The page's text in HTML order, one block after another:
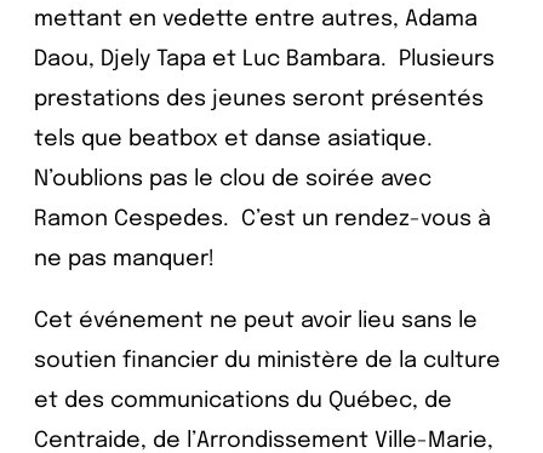
mettant en vedette entre autres, Adama
Daou, Djely Tapa et Luc Bambara. Plusieurs
prestations des jeunes seront présentés
tels que beatbox et danse asiatique.
N’oublions pas le clou de soirée avec
Ramon Cespedes. C’est un rendez-vous à
ne pas manquer!
Cet événement ne peut avoir lieu sans le
soutien financier du ministère de la culture
et des communications du Québec, de
Centraide, de l’Arrondissement Ville-Marie,